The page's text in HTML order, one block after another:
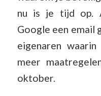
nu is je tijd op.
Google een email
eigenaren
meer
oktober.